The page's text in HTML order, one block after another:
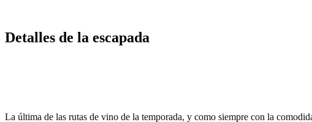
Detalles de la escapada
La última de las rutas de vino de la temporada, y como siempre con la